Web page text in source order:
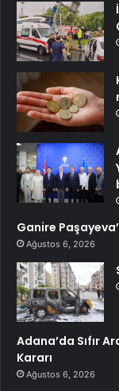
Ganire
Ağustos 6, 2026
Adana’da Sıfır
Kararı
Ağustos 6, 2026